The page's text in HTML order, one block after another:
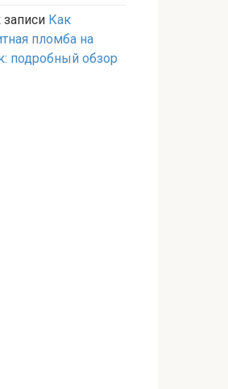
записи Как
пломба на
подробный обзор